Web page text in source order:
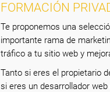
FORMACIÓN
Te proponemos una
importante rama de
tráfico a tu sitio web y
Tanto si eres el propietario
si eres un desarrollador